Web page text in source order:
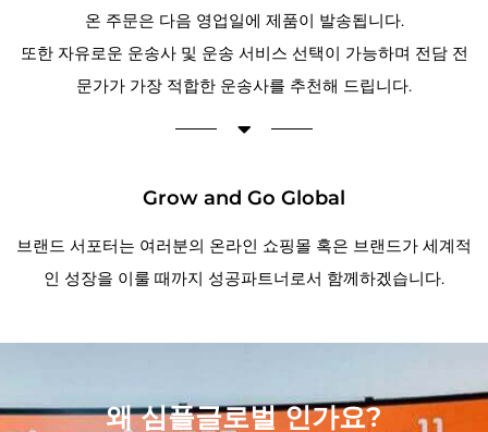
온 주문은 다음 영업일에 제품이 발송됩니다.
또한 자유로운 운송사 및 운송 서비스 선택이 가능하며 전담 전
문가가 가장 적합한 운송사를 추천해 드립니다.
Grow and Go Global
브랜드 서포터는 여러분의 온라인 쇼핑몰 혹은 브랜드가 세계적
인 성장을 이룰 때까지 성공파트너로서 함께하겠습니다.
왜 심플글로벌 인가요?